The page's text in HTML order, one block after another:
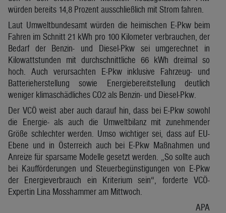
würden bereits 14,8 Prozent ausschließlich mit Strom fahren.
Laut Umweltbundesamt würden die heimischen E-Pkw beim
Fahren im Schnitt 21 kWh pro 100 Kilometer verbrauchen, der
Bedarf der Benzin- und Diesel-Pkw sei umgerechnet in
Kilowattstunden mit durchschnittliche 66 kWh dreimal so
hoch. Auch verursachten E-Pkw inklusive Fahrzeug- und
Batterieherstellung sowie Energiebereitstellung deutlich
weniger klimaschädliches CO2 als Benzin- und Diesel-Pkw.
Der VCÖ weist aber auch darauf hin, dass bei E-Pkw sowohl
die Energie- als auch die Umweltbilanz mit zunehmender
Größe schlechter werden. Umso wichtiger sei, dass auf EU-
Ebene und in Österreich auch bei E-Pkw Maßnahmen und
Anreize für sparsame Modelle gesetzt werden. „So sollte auch
bei Kaufförderungen und Steuerbegünstigungen von E-Pkw
der Energieverbrauch ein Kriterium sein“, forderte VCÖ-
Expertin Lina Mosshammer am Mittwoch.
APA